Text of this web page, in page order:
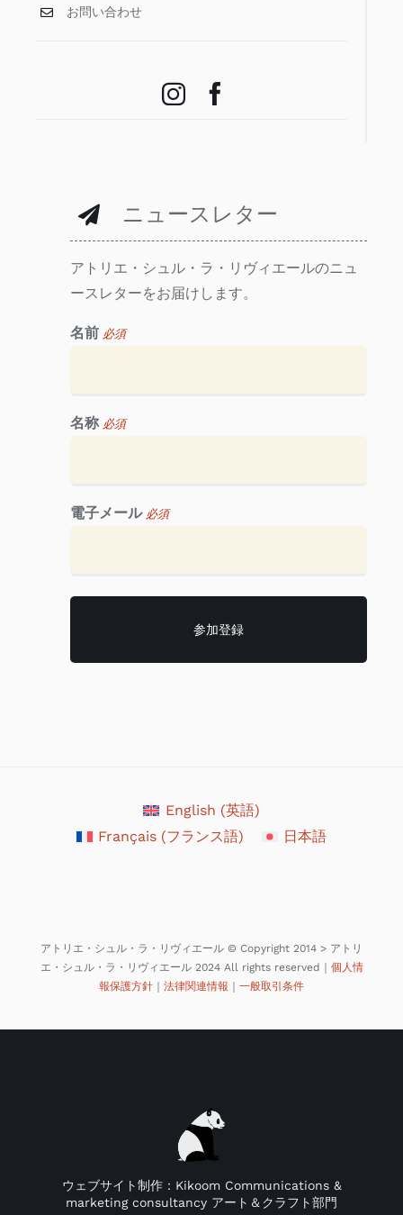
お問い合わせ
ニュースレター
アトリエ・シュル・ラ・リヴィエールのニュ
ースレターをお届けします。
名前 必須
名称 必須
電子メール 必須
English (英語)
Français (フランス語) 日本語
アトリエ・シュル・ラ・リヴィエール © Copyright 2014 > アトリ
エ・シュル・ラ・リヴィエール 2024 All rights reserved｜ 個人情
報保護方針 ｜ 法律関連情報 ｜ 一般取引条件
ウェブサイト制作：Kikoom Communications &
marketing consultancy アート＆クラフト部門